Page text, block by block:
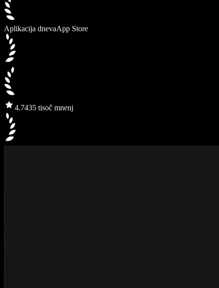
Aplikacija dnevaApp Store
4.7435 tisoč mnenj